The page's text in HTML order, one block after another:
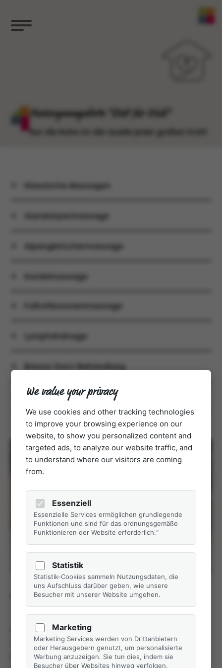
Massageangebote "Zeit für Dich"
Nur die Ruhe ist die Quelle jeder großen Kraft
Klassische Massagen
Ganzkörpermassage
Alpengletschermassage
Kombimassage
Fußreflexzonenmassage
Lymphdrainage
Breuss-Dorn-Behandlung
Akupressur Meridianmassage
Gönnen Sie sich eine erholsame Auszeit!
Nehmen Sie sich in Ihrem Urlaub bewusst Zeit für sich
und gönnen Sie sich eine unserer wohltuenden
Massagen. Gerne beraten wir Sie an unserer
We value your privacy
We use cookies and other tracking technologies
to improve your browsing experience on our
website, to show you personalized content and
targeted ads, to analyze our website traffic, and
to understand where our visitors are coming
from.
Essenziell
Essenzielle Services ermöglichen grundlegende
Funktionen und sind für das ordnungsgemäße
Funktionieren der Website erforderlich.“
Statistik
Statistik-Cookies sammeln Nutzungsdaten, die
uns Aufschluss darüber geben, wie unsere
Besucher mit unserer Website umgehen.
Marketing
Marketing Services werden von Drittanbietern
oder Herausgebern genutzt, um personalisierte
Werbung anzuzeigen. Sie tun dies, indem sie
Besucher über Websites hinweg verfolgen.